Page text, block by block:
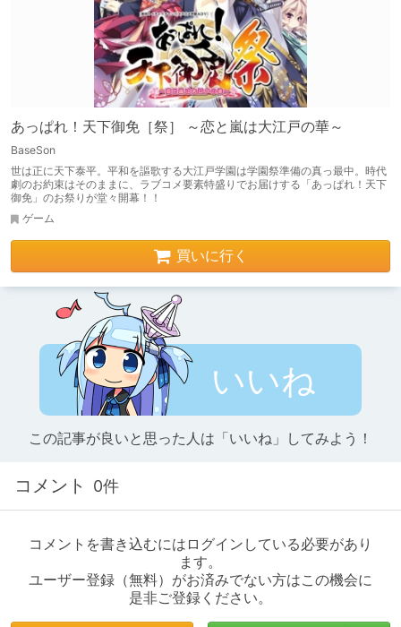
あっぱれ！天下御免［祭］ ～恋と嵐は大江戸の華～
BaseSon
世は正に天下泰平。平和を謳歌する大江戸学園は学園祭準備の真っ最中。時代
劇のお約束はそのままに、ラブコメ要素特盛りでお届けする「あっぱれ！天下
御免」のお祭りが堂々開幕！！
ゲーム
買いに行く
いいね
この記事が良いと思った人は「いいね」してみよう！
コメント 0件
コメントを書き込むにはログインしている必要があり
ます。
ユーザー登録（無料）がお済みでない方はこの機会に
是非ご登録ください。